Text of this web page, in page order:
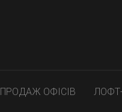
ПРОДАЖ ОФІСІВ